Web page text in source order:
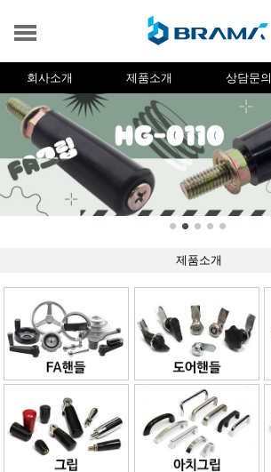
회사소개 제품소개 상담문의
제품소개